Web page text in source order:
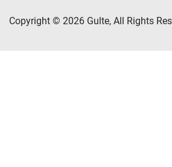
Copyright © 2026 Gulte, All Rights